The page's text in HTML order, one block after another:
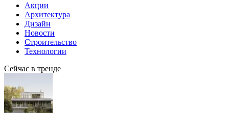
Акции
Архитектура
Дизайн
Новости
Строительство
Технологии
Сейчас в тренде